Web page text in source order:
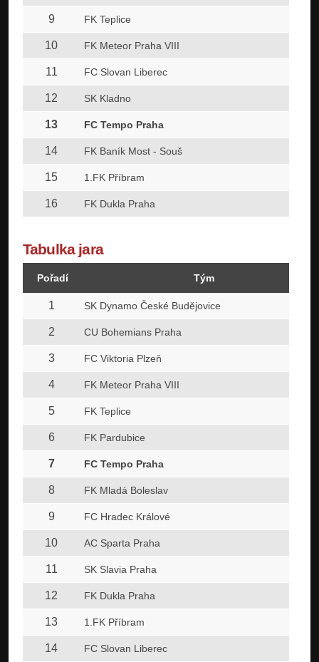
9 FK Teplice
10 FK Meteor Praha VIII
11 FC Slovan Liberec
12 SK Kladno
13 FC Tempo Praha
14 FK Baník Most - Souš
15 1.FK Příbram
16 FK Dukla Praha
Tabulka jara
Pořadí Tým
1 SK Dynamo České Budějovice
2 CU Bohemians Praha
3 FC Viktoria Plzeň
4 FK Meteor Praha VIII
5 FK Teplice
6 FK Pardubice
7 FC Tempo Praha
8 FK Mladá Boleslav
9 FC Hradec Králové
10 AC Sparta Praha
11 SK Slavia Praha
12 FK Dukla Praha
13 1.FK Příbram
14 FC Slovan Liberec